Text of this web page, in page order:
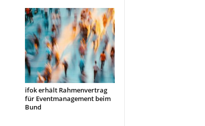
ifok erhält Rahmenvertrag
für Eventmanagement beim
Bund